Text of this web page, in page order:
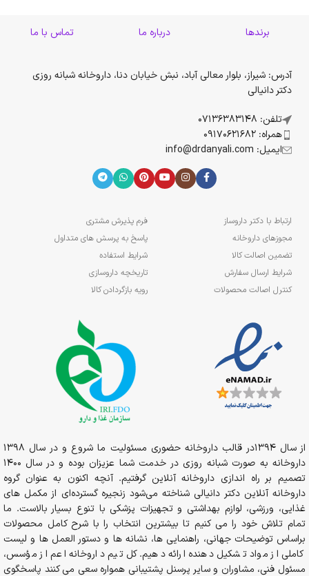
برندها درباره ما تماس با ما
آدرس: شیراز، بلوار معالی آباد، نبش خیابان دنا، داروخانه شبانه روزی
دکتر دانیالی
تلفن: 07136383148
همراه: 09170621682
ایمیل: info@drdanyali.com
ارتباط با دکتر داروساز
مجوزهای داروخانه
تضمین اصالت کالا
شرایط ارسال سفارش
کنترل اصالت محصولات
فرم پذیرش مشتری
پاسخ به پرسش های متداول
شرایط استفاده
تاریخچه داروسازی
رویه بازگردادن کالا
از سال 1394در قالب داروخانه حضوری مسئولیت ما شروع و در سال 1398
داروخانه به صورت شبانه روزی در خدمت شما عزیزان بوده و در سال 1400
تصمیم بر راه اندازی داروخانه آنلاین گرفتیم. آنچه اکنون به عنوان گروه
داروخانه آنلاین دکتر دانیالی شناخته می‌شود زنجیره گسترده‌ای از مکمل های
غذایی، ورزشی، لوازم بهداشتی و تجهیزات پزشکی با تنوع بسیار بالاست. ما
تمام تلاش خود را می کنیم تا بیشترین انتخاب را با شرح کامل محصولات
براساس توضیحات جهانی، راهنمایی ها، نشانه ها و دستور العمل ها و لیست
کاملی از مواد تشکیل دهنده ارائه دهیم. کل تیم داروخانه اعم از مؤسس،
مسئول فنی، مشاوران و سایر پرسنل پشتیبانی همواره سعی می کنند پاسخگوی